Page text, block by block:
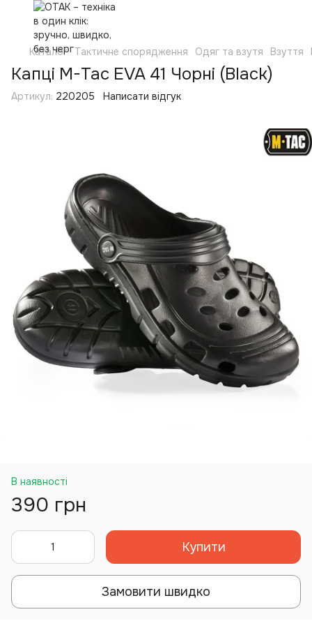
Каталог Тактичне спорядження Одяг та взутя Взуття
Капці M-Tac EVA 41 Чорні (Black)
Артикул: 220205 Написати відгук
В наявності
390 грн
Купити
Замовити швидко